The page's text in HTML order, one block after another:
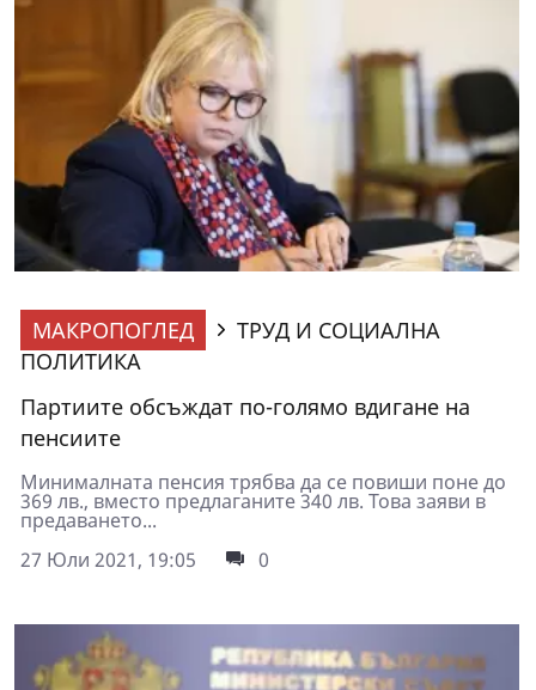
МАКРОПОГЛЕД
ТРУД И СОЦИАЛНА
ПОЛИТИКА
Партиите обсъждат по-голямо вдигане на
пенсиите
Минималната пенсия трябва да се повиши поне до
369 лв., вместо предлаганите 340 лв. Това заяви в
предаването...
27 Юли 2021, 19:05
0